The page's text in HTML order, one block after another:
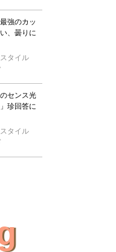
強のカッ
、曇りに
タイル
センス光
珍回答に
タイル